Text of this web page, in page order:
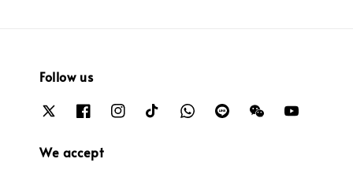
Follow us
We accept